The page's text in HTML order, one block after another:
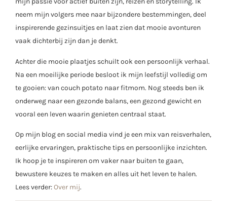
neem mijn volgers mee naar bijzondere bestemmingen, deel
inspirerende gezinsuitjes en laat zien dat mooie avonturen
vaak dichterbij zijn dan je denkt.
Achter die mooie plaatjes schuilt ook een persoonlijk verhaal.
Na een moeilijke periode besloot ik mijn leefstijl volledig om
te gooien: van couch potato naar fitmom. Nog steeds ben ik
onderweg naar een gezonde balans, een gezond gewicht en
vooral een leven waarin genieten centraal staat.
Op mijn blog en social media vind je een mix van reisverhalen,
eerlijke ervaringen, praktische tips en persoonlijke inzichten.
Ik hoop je te inspireren om vaker naar buiten te gaan,
bewustere keuzes te maken en alles uit het leven te halen.
Lees verder:Over mij.